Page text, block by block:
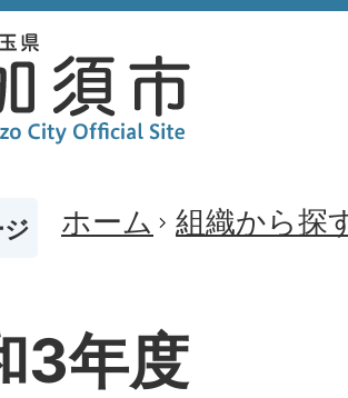
ホーム 組織から探
3年度